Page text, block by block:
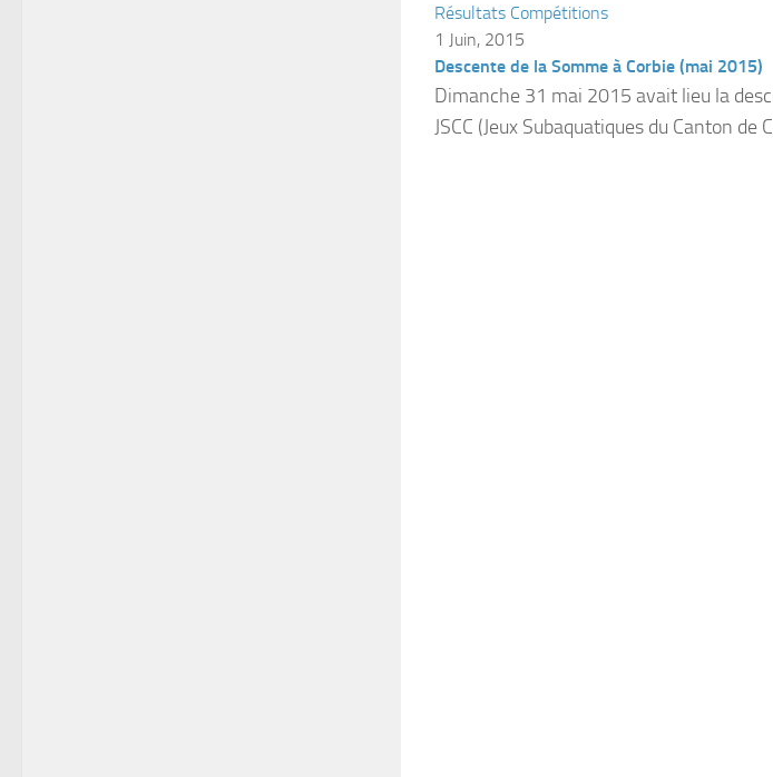
Résultats Compétitions
1 Juin, 2015
Descente de la Somme à Corbie (mai 2015)
Dimanche 31 mai 2015 avait lieu la
JSCC (Jeux Subaquatiques du Canton de